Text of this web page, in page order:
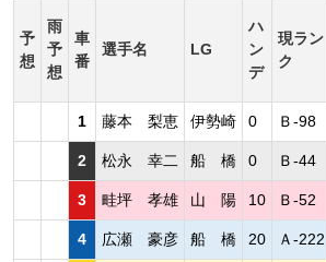
予
想
雨
予
想
車
番
選手名 LG
ハ
ン
デ
現ラン
ク
1 藤本 梨恵 伊勢崎 0 Ｂ-98
2 松永 幸二 船 橋 0 Ｂ-44
3 畦坪 孝雄 山 陽 10 Ｂ-52
4 広瀬 豪彦 船 橋 20 Ａ-222